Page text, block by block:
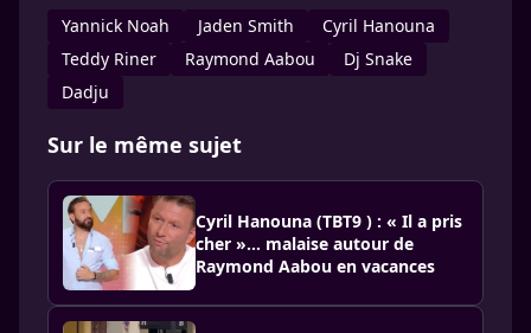
Yannick Noah
Jaden Smith
Cyril Hanouna
Teddy Riner
Raymond Aabou
Dj Snake
Dadju
Sur le même sujet
Cyril Hanouna (TBT9 ) : « Il a pris
cher »… malaise autour de
Raymond Aabou en vacances